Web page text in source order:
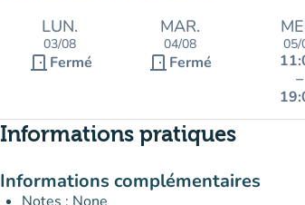
LUN.
03/08
door_front Fermé
MAR.
04/08
door_front Fermé
05/
–
Informations pratiques
Informations complémentaires